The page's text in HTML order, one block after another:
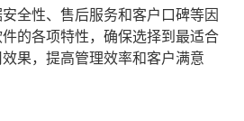
全性、售后服务和客户口碑等因
的各项特性，确保选择到最适合
果，提高管理效率和客户满意